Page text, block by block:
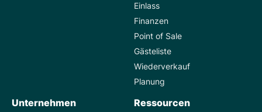
Einlass
Finanzen
Point of Sale
Gästeliste
Wiederverkauf
Planung
Unternehmen Ressourcen